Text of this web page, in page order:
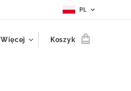
PL
Więcej Koszyk